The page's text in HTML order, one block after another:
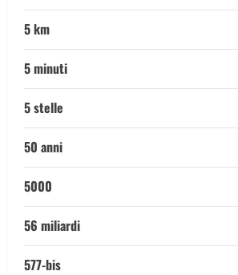
5 km
5 minuti
5 stelle
50 anni
5000
56 miliardi
577-bis